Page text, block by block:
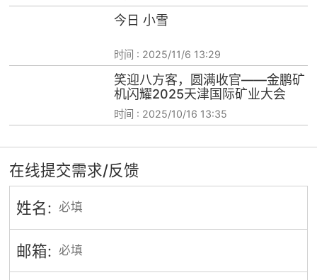
今日 小雪
时间 : 2025/11/6 13:29
笑迎八方客，圆满收官——金鹏矿
机闪耀2025天津国际矿业大会
时间 : 2025/10/16 13:35
在线提交需求/反馈
姓名:
邮箱: